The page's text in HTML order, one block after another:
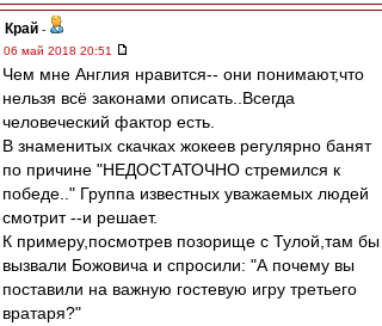
Край -
06 май 2018 20:51
Чем мне Англия нравится-- они понимают,что
нельзя всё законами описать..Всегда
человеческий фактор есть.
В знаменитых скачках жокеев регулярно банят
по причине "НЕДОСТАТОЧНО стремился к
победе.." Группа известных уважаемых людей
смотрит --и решает.
К примеру,посмотрев позорище с Тулой,там бы
вызвали Божовича и спросили: "А почему вы
поставили на важную гостевую игру третьего
вратаря?"